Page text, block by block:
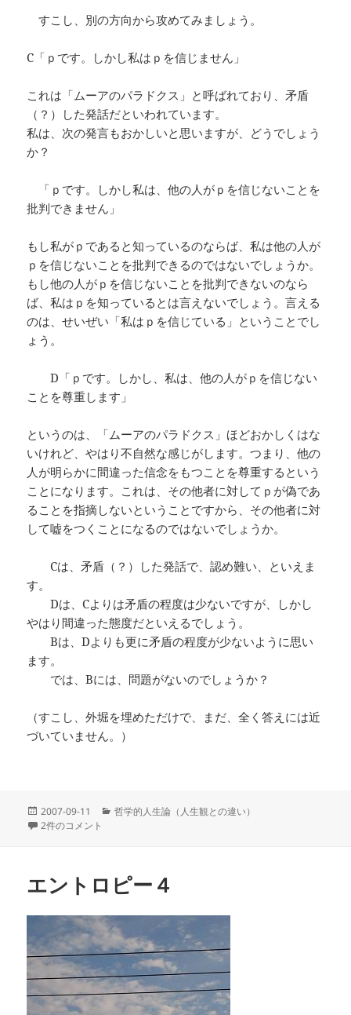
すこし、別の方向から攻めてみましょう。
C「ｐです。しかし私はｐを信じません」
これは「ムーアのパラドクス」と呼ばれており、矛盾
（？）した発話だといわれています。
私は、次の発言もおかしいと思いますが、どうでしょう
か？
「ｐです。しかし私は、他の人がｐを信じないことを
批判できません」
もし私がｐであると知っているのならば、私は他の人が
ｐを信じないことを批判できるのではないでしょうか。
もし他の人がｐを信じないことを批判できないのなら
ば、私はｐを知っているとは言えないでしょう。言える
のは、せいぜい「私はｐを信じている」ということでし
ょう。
D「ｐです。しかし、私は、他の人がｐを信じない
ことを尊重します」
というのは、「ムーアのパラドクス」ほどおかしくはな
いけれど、やはり不自然な感じがします。つまり、他の
人が明らかに間違った信念をもつことを尊重するという
ことになります。これは、その他者に対してｐが偽であ
ることを指摘しないということですから、その他者に対
して嘘をつくことになるのではないでしょうか。
Cは、矛盾（？）した発話で、認め難い、といえま
す。
Dは、Cよりは矛盾の程度は少ないですが、しかし
やはり間違った態度だといえるでしょう。
Bは、Dよりも更に矛盾の程度が少ないように思い
ます。
では、Bには、問題がないのでしょうか？
（すこし、外堀を埋めただけで、まだ、全く答えには近
づいていません。）
投
稿
2007-09-11
カ
哲学的人生論（人生観との違い）
多文化主義の信念形式 への
2件のコメント
エントロピー４